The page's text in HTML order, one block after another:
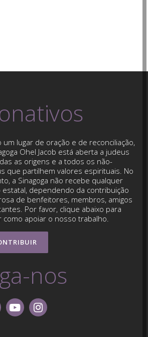
um lugar de oração e de reconciliação,
Ohel Jacob está aberta a judeus
as origens e a todos os não-
que partilhem valores espirituais. No
a Sinagoga não recebe qualquer
estatal, dependendo da contribuição
de benfeitores, membros, amigos
Por favor, clique abaixo para
como apoiar o nosso trabalho.
nos